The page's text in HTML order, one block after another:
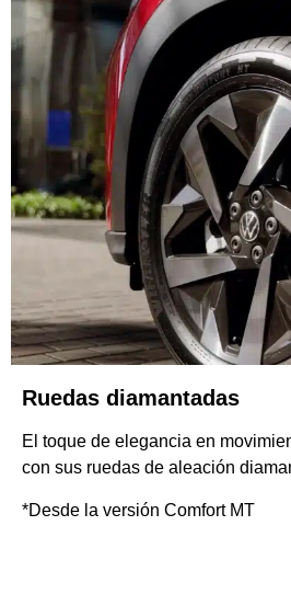
Ruedas diamantadas
El toque de elegancia en
con sus ruedas de aleación
*Desde la versión Comfort MT